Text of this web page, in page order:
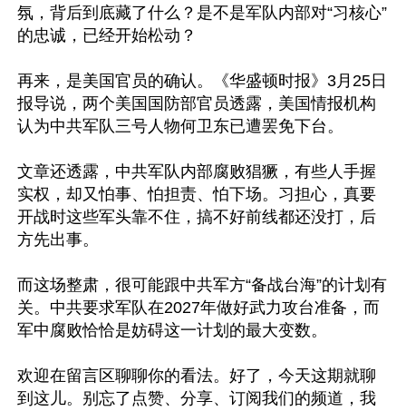
氛，背后到底藏了什么？是不是军队内部对“习核心”
的忠诚，已经开始松动？
再来，是美国官员的确认。《华盛顿时报》3月25日
报导说，两个美国国防部官员透露，美国情报机构
认为中共军队三号人物何卫东已遭罢免下台。
文章还透露，中共军队内部腐败猖獗，有些人手握
实权，却又怕事、怕担责、怕下场。习担心，真要
开战时这些军头靠不住，搞不好前线都还没打，后
方先出事。
而这场整肃，很可能跟中共军方“备战台海”的计划有
关。中共要求军队在2027年做好武力攻台准备，而
军中腐败恰恰是妨碍这一计划的最大变数​。
欢迎在留言区聊聊你的看法。好了，今天这期就聊
到这儿。别忘了点赞、分享、订阅我们的频道，我